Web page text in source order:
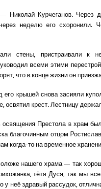
Николай Курчеганов. Через
неделю его схоронили.
стены, пристраивали к
всеми этими
что в конце жизни он
его крышей снова засияли
освятил крест. Лестницу
освящения Престола в храм
благочинным отцом
когда-то на временное
нашего храма — так
тётя Дуся, так мы
у неё здравый рассудок,